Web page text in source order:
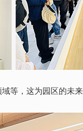
等，这为园区的未